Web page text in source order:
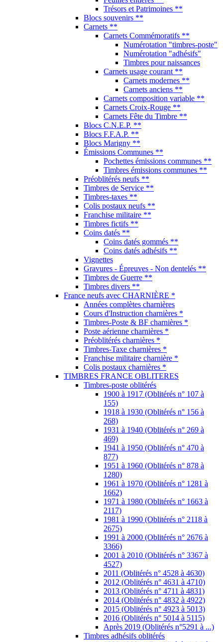
Trésors et Patrimoines **
Blocs souvenirs **
Carnets **
Carnets Commémoratifs **
Numérotation "timbres-poste"
Numérotation "adhésifs"
Timbres pour naissances
Carnets usage courant **
Carnets modernes **
Carnets anciens **
Carnets composition variable **
Carnets Croix-Rouge **
Carnets Fête du Timbre **
Blocs C.N.E.P. **
Blocs F.F.A.P. **
Blocs Marigny **
Émissions Communes **
Pochettes émissions communes **
Timbres émissions communes **
Préoblitérés neufs **
Timbres de Service **
Timbres-taxes **
Colis postaux neufs **
Franchise militaire **
Timbres fictifs **
Coins datés **
Coins datés gommés **
Coins datés adhésifs **
Vignettes
Gravures - Épreuves - Non dentelés **
Timbres de Guerre **
Timbres divers **
France neufs avec CHARNIÈRE *
Années complètes charnières
Cours d'Instruction charnières *
Timbres-Poste & BF charnières *
Poste aérienne charnières *
Préoblitérés charnières *
Timbres-Taxe charnières *
Franchise militaire charnière *
Colis postaux charnières *
TIMBRES FRANCE OBLITERES
Timbres-poste oblitérés
1900 à 1917 (Oblitérés n° 107 à
155)
1918 à 1930 (Oblitérés n° 156 à
268)
1931 à 1940 (Oblitérés n° 269 à
469)
1941 à 1950 (Oblitérés n° 470 à
877)
1951 à 1960 (Oblitérés n° 878 à
1280)
1961 à 1970 (Oblitérés n° 1281 à
1662)
1971 à 1980 (Oblitérés n° 1663 à
2117)
1981 à 1990 (Oblitérés n° 2118 à
2675)
1991 à 2000 (Oblitérés n° 2676 à
3366)
2001 à 2010 (Oblitérés n° 3367 à
4527)
2011 (Oblitérés n° 4528 à 4630)
2012 (Oblitérés n° 4631 à 4710)
2013 (Oblitérés n° 4711 à 4831)
2014 (Oblitérés n° 4832 à 4922)
2015 (Oblitérés n° 4923 à 5013)
2016 (Oblitérés n° 5014 à 5115)
Après 2019 (Oblitérés n°5291 à ...)
Timbres adhésifs oblitérés